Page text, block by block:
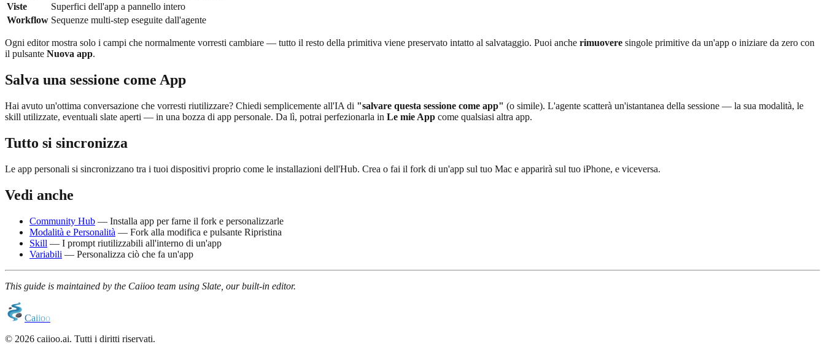
Viste
Superfici dell'app a pannello intero
Workflow Sequenze multi-step eseguite dall'agente
Ogni editor mostra solo i campi che normalmente vorresti cambiare — tutto il resto della primitiva viene preservato intatto al salvataggio. Puoi anche rimuovere singole primitive da un'app o iniziare da zero con
il pulsante Nuova app.
Salva una sessione come App
Hai avuto un'ottima conversazione che vorresti riutilizzare? Chiedi semplicemente all'IA di "salvare questa sessione come app" (o simile). L'agente scatterà un'istantanea della sessione — la sua modalità, le
skill utilizzate, eventuali slate aperti — in una bozza di app personale. Da lì, potrai perfezionarla in Le mie App come qualsiasi altra app.
Tutto si sincronizza
Le app personali si sincronizzano tra i tuoi dispositivi proprio come le installazioni dell'Hub. Crea o fai il fork di un'app sul tuo Mac e apparirà sul tuo iPhone, e viceversa.
Vedi anche
Community Hub — Installa app per farne il fork e personalizzarle
Modalità e Personalità — Fork alla modifica e pulsante Ripristina
Skill — I prompt riutilizzabili all'interno di un'app
Variabili — Personalizza ciò che fa un'app
This guide is maintained by the Caiioo team using Slate, our built-in editor.
Caiioo
© 2026 caiioo.ai. Tutti i diritti riservati.